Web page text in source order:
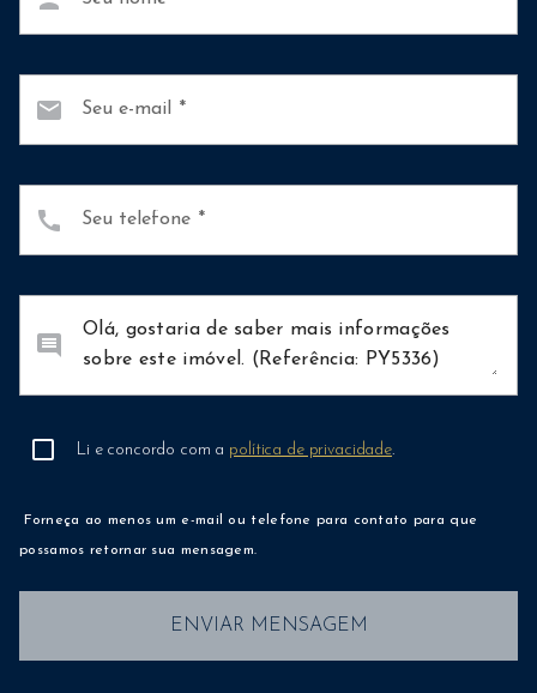
Seu e-mail
mail
Seu telefone
call
comment
Li e concordo com a política de privacidade.
Forneça ao menos um e-mail ou telefone para contato para que
possamos retornar sua mensagem.
ENVIAR MENSAGEM